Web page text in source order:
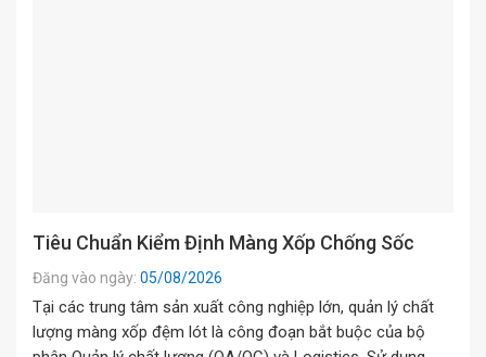
Tiêu Chuẩn Kiểm Định Màng Xốp Chống Sốc
Đăng vào ngày: 05/08/2026
Tại các trung tâm sản xuất công nghiệp lớn, quản lý chất
lượng màng xốp đệm lót là công đoạn bắt buộc của bộ